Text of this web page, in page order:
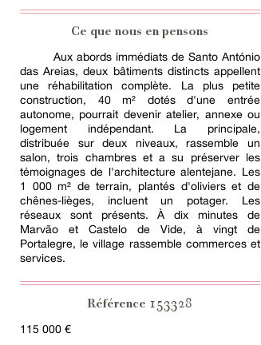
Ce que nous en pensons
Aux abords immédiats de Santo António
das Areias, deux bâtiments distincts appellent
une réhabilitation complète. La plus petite
construction, 40 m² dotés d'une entrée
autonome, pourrait devenir atelier, annexe ou
logement indépendant. La principale,
distribuée sur deux niveaux, rassemble un
salon, trois chambres et a su préserver les
témoignages de l'architecture alentejane. Les
1 000 m² de terrain, plantés d'oliviers et de
chênes-lièges, incluent un potager. Les
réseaux sont présents. À dix minutes de
Marvão et Castelo de Vide, à vingt de
Portalegre, le village rassemble commerces et
services.
Référence 153328
115 000 €